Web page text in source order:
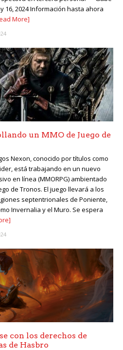
16, 2024 Información hasta ahora
More]
un MMO de Juego de
Nexon, conocido por títulos como
está trabajando en un nuevo
en línea (MMORPG) ambientado
de Tronos. El juego llevará a los
septentrionales de Poniente,
Invernalia y el Muro. Se espera
con los derechos de
de Hasbro